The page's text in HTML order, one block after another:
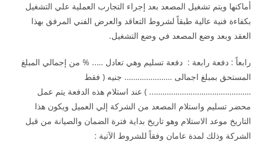
أماكنها ويتم تشغيل المصعد بعد إجراء التجارب العملية علي التشغيل
بكفاءة فنية عالية طبقاً لشروط التعاقد والعرض الفني المرفق بهذا
العقد وبعد وضع المصعد في وضع التشغيل.
رابعاً : دفعة رابعة : دفعة تسليم وهي تعادل ….. % من إجمالي المبلغ
المستحق بمبلغ اجمالى …………………. جنيه ( فقط
……………………………………….. ) عند استلام هذه الدفعة يتم عمل
محضر تسليم واستلام المصعد من الشركة إلي العميل ويكون هذا
التاريخ موعد الاستلام وهو تاريخ بداية فترة الضمان والصيانة من قبل
الشركة وذلك لمدة عامان وفقاً للشروط الآتية :